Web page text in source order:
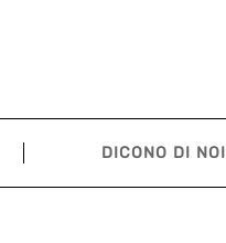
DICONO DI NOI